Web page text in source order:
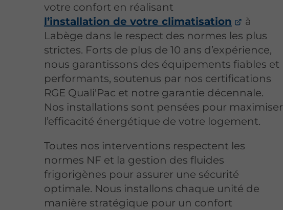
votre confort en réalisant
l’installation de votre climatisation
à
Labège dans le respect des normes les plus
strictes. Forts de plus de 10 ans d’expérience,
nous garantissons des équipements fiables et
performants, soutenus par nos certifications
RGE Quali'Pac et notre garantie décennale.
Nos installations sont pensées pour maximiser
l’efficacité énergétique de votre logement.
Toutes nos interventions respectent les
normes NF et la gestion des fluides
frigorigènes pour assurer une sécurité
optimale. Nous installons chaque unité de
manière stratégique pour un confort